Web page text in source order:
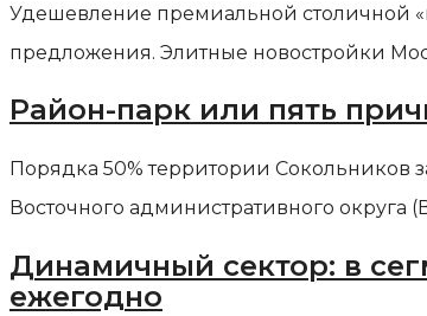
Удешевление премиальной столичной
предложения. Элитные новостройки
Район-парк или пять
Порядка 50% территории Сокольников
Восточного административного округа
Динамичный сектор: в
ежегодно